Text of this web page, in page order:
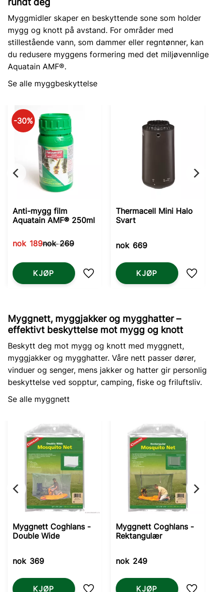
Myggmidler skaper en beskyttende sone som holder
mygg og knott på avstand. For områder med
stillestående vann, som dammer eller regntønner, kan
du redusere myggens formering med det miljøvennlige
Aquatain AMF®.
Se alle myggbeskyttelse
Anti-mygg film
Aquatain AMF® 250ml
nok 189nok269
30%
Lagre som favoritt
KJØP
Thermacell Mini Halo
Svart
nok 669
Lagre
KJØP
Myggnett, myggjakker og mygghatter –
effektivt beskyttelse mot mygg og knott
Beskytt deg mot mygg og knott med myggnett,
myggjakker og mygghatter. Våre nett passer dører,
vinduer og senger, mens jakker og hatter gir personlig
beskyttelse ved sopptur, camping, fiske og friluftsliv.
Se alle myggnett
Myggnett Coghlans -
Double Wide
nok 369
KJØP
Myggnett Coghlans -
Rektangulær
nok 249
KJØP